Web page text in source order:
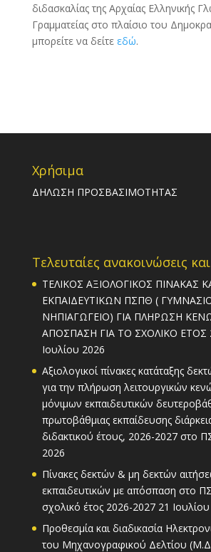
διδασκαλίας της Αρχαίας Ελληνικής
Γραμματείας στο πλαίσιο του
μπορείτε να δείτε εδώ.
Χρήσιμα
ΔΗΛΩΣΗ ΠΡΟΣΒΑΣΙΜΟΤΗΤΑΣ
Τελευταίες ανακοινώσεις
ΤΕΛΙΚΟΣ ΑΞΙΟΛΟΓΙΚΟΣ ΠΙΝΑΚΑΣ
ΕΚΠΑΙΔΕΥΤΙΚΩΝ ΠΣΠΘ (
ΝΗΠΙΑΓΩΓΕΙΟ) ΓΙΑ ΠΛΗΡΩΣΗ
ΑΠΟΣΠΑΣΗ ΓΙΑ ΤΟ ΣΧΟΛΙΚΟ ΕΤΟΣ
Ιουλίου 2026
Αξιολογικοί πίνακες κατάταξης
για την πλήρωση λειτουργικών
μόνιμων εκπαιδευτικών
πρωτοβάθμιας εκπαίδευσης
διδακτικού έτους, 2026-2027 στο
2026
Πίνακες δεκτών & μη δεκτών
εκπαιδευτικών με απόσπαση στο
σχολικό έτος 2026-2027 21
Προθεσμία και διαδικασία
του Μηχανογραφικού Δελτίου